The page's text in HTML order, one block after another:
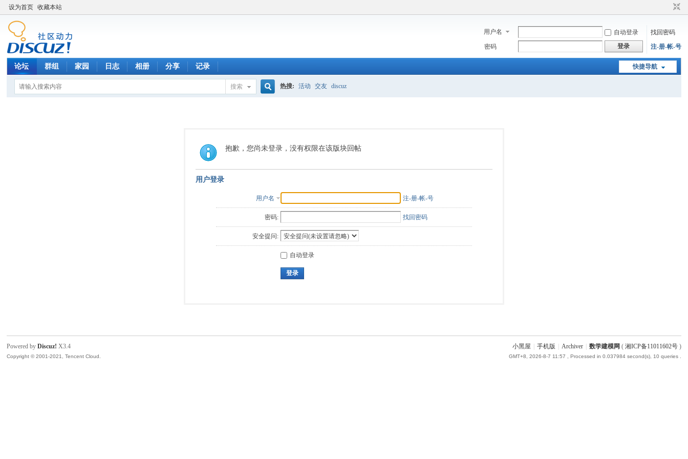
设为首页 收藏本站
用户名 自动登录
找回密码
密码
登录 注-册-帐-号
快捷导航
论坛 群组 家园 日志 相册 分享 记录
搜索
索
热搜: 活动 交友 discuz
抱歉，您尚未登录，没有权限在该版块回帖
用户登录
用户名 注-册-帐-号
密码: 找回密码
安全提问:
自动登录
登录
小黑屋 手机版 Archiver 数学建模网 ( 湘ICP备11011602号)
GMT+8, 2026-8-7 11:57 , Processed in 0.037984 second(s), 10 queries .
Powered byDiscuz! X3.4
Copyright © 2001-2021, Tencent Cloud.